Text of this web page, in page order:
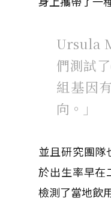
Ursula
們測試
組基因
向。」
並且研究團隊
於出生率早在
檢測了當地飲